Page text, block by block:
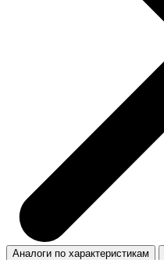
Аналоги по характеристикам